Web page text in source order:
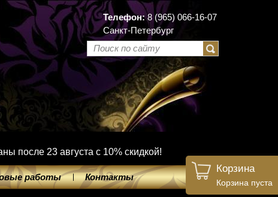
Телефон:8 (965) 066-16-07
Санкт-Петербург
после 23 августа с 10% скидкой!
работы Контакты
Корзина
Корзина пуста